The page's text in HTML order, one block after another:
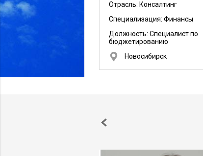
Отрасль: Консалтинг
Специализация: Финансы
Должность: Специалист по
бюджетированию
Новосибирск